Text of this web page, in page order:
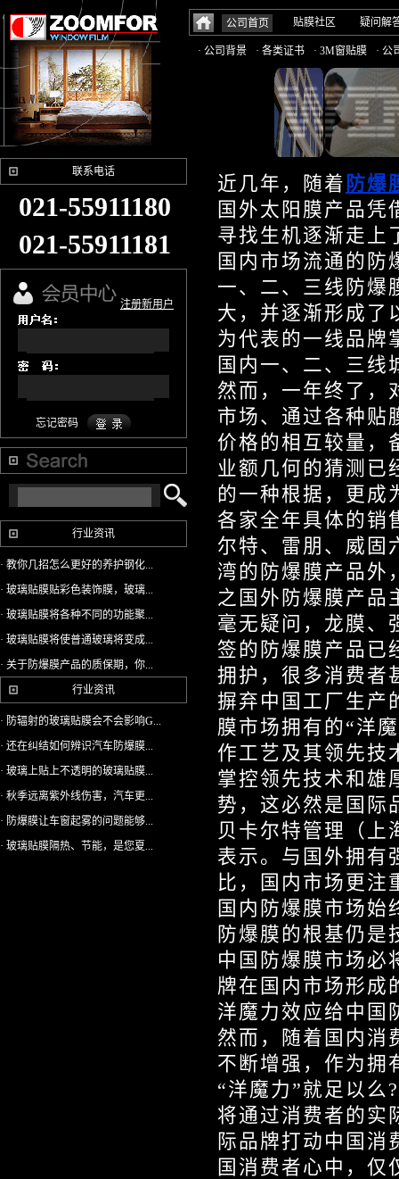
公司首页 贴膜社区 疑问解
· 公司背景 · 各类证书 · 3M窗贴膜 · 公
联系电话
021-55911180
021-55911181
注册新用户
忘记密码
行业资讯
· 教你几招怎么更好的养护钢化...
· 玻璃贴膜贴彩色装饰膜，玻璃...
· 玻璃贴膜将各种不同的功能聚...
· 玻璃贴膜将使普通玻璃将变成...
· 关于防爆膜产品的质保期，你...
行业资讯
· 防辐射的玻璃贴膜会不会影响G...
· 还在纠结如何辨识汽车防爆膜...
· 玻璃上贴上不透明的玻璃贴膜...
· 秋季远离紫外线伤害，汽车更...
· 防爆膜让车窗起雾的问题能够...
· 玻璃贴膜隔热、节能，是您夏...
近几年，随着 防爆
国外太阳膜产品
寻找生机逐渐走上
国内市场流通的
一、二、三线防爆
大，并逐渐形成了
为代表的一线品牌
国内一、二、三线
然而，一年终了，
市场、通过各种贴
价格的相互较量，
业额几何的猜测已
的一种根据，更成
各家全年具体的销
尔特、雷朋、威固
湾的防爆膜产品外
之国外防爆膜产品
毫无疑问，龙膜、
签的防爆膜产品已
拥护，很多消费者
摒弃中国工厂生产
膜市场拥有的“洋
作工艺及其领先技
掌控领先技术和雄
势，这必然是国际
贝卡尔特管理（上
表示。与国外拥有
比，国内市场更注
国内防爆膜市场
防爆膜的根基仍是
中国防爆膜市场必
牌在国内市场形成
洋魔力效应给中国
然而，随着国内消
不断增强，作为拥
“洋魔力”就足以么
将通过消费者的实
际品牌打动中国消
国消费者心中，